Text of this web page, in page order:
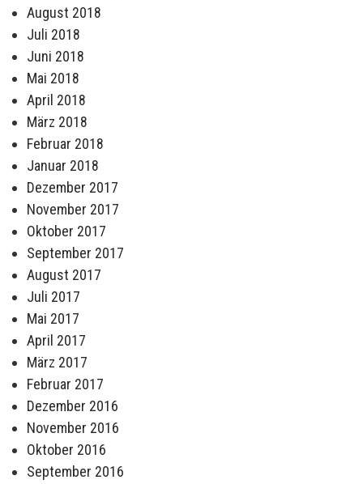
August 2018
Juli 2018
Juni 2018
Mai 2018
April 2018
März 2018
Februar 2018
Januar 2018
Dezember 2017
November 2017
Oktober 2017
September 2017
August 2017
Juli 2017
Mai 2017
April 2017
März 2017
Februar 2017
Dezember 2016
November 2016
Oktober 2016
September 2016